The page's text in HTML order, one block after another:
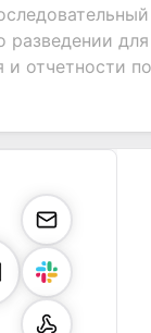
разведении
и отчетности